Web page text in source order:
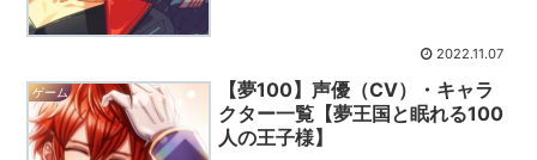
2022.11.07
ゲーム
【夢100】声優（CV）・キャラ
クター一覧【夢王国と眠れる100
人の王子様】